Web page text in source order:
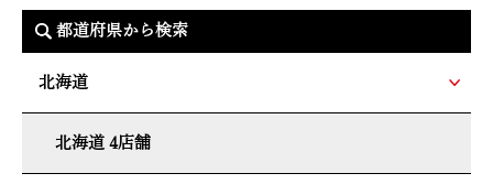
都道府県から検索
北海道
北海道 4店舗